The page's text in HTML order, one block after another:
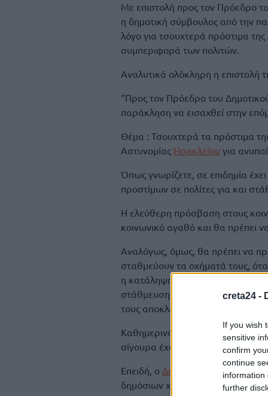
creta24 -
If you wish
sensitive
confirm
continue
information
further
Με επιστολή προς τον Πρόεδρο
η δημοτική σύμβουλος από την
λόγο για τσουχτερά πρόστιμα
συμπεριφορά των πολιτών.
Αναλυτικά ολόκληρη η επιστολή
“Προς τον Πρόεδρο του
παράκληση να εισαχθεί στην
Θέμα : Τσουχτερά τα πρόστιμα
Αστυνομίας Ηρακλείου για
Όπως γνωρίζετε, σε επιδημία
προστίμων σε πολίτες για και
Η ελεύθερη πρόσβαση στους
κοινωνικό αγαθό και θα πρέπει
Αναλόγως, όμως, θα πρέπει να
σταθμεύουν τα οχήματά τους,
η κατάληψη δημόσιων χώρων
στάθμευσης (κάτι που είχαμε
τους αποκλειστική υπαιτιότητα.
Καθημερινά δεχόμαστε
σίγουρα έχουν περιέλθει και
Επειδή, ο Δήμος Ηρακλείου
δεν
δημόσιων χώρων στάθμευσης